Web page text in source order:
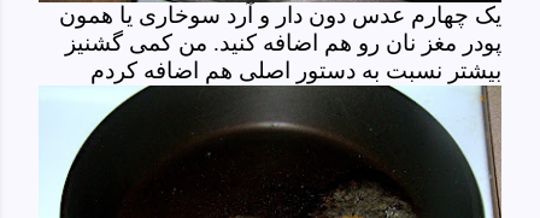
یک چهارم عدس دون دار و آرد سوخاری یا همون
پودر مغز نان رو هم اضافه کنید. من کمی گشنیز
بیشتر نسبت به دستور اصلی هم اضافه کردم